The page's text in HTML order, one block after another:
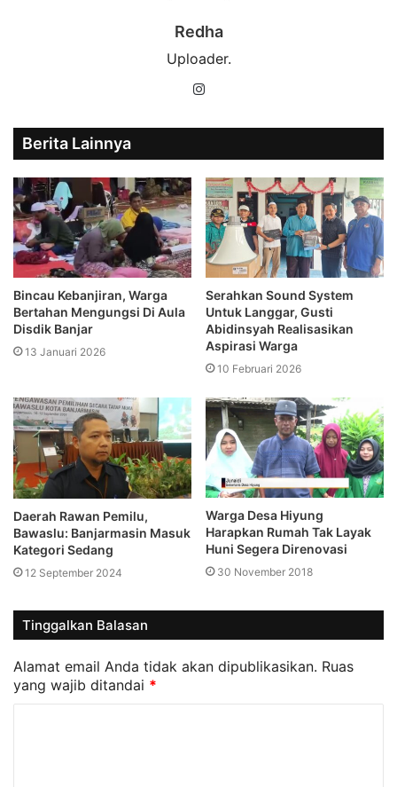
Redha
Uploader.
Instagram
Berita Lainnya
Bincau Kebanjiran, Warga
Bertahan Mengungsi Di Aula
Disdik Banjar
13 Januari 2026
Serahkan Sound System
Untuk Langgar, Gusti
Abidinsyah Realisasikan
Aspirasi Warga
10 Februari 2026
Daerah Rawan Pemilu,
Bawaslu: Banjarmasin Masuk
Kategori Sedang
12 September 2024
Warga Desa Hiyung
Harapkan Rumah Tak Layak
Huni Segera Direnovasi
30 November 2018
Tinggalkan Balasan
Alamat email Anda tidak akan dipublikasikan. Ruas
yang wajib ditandai *